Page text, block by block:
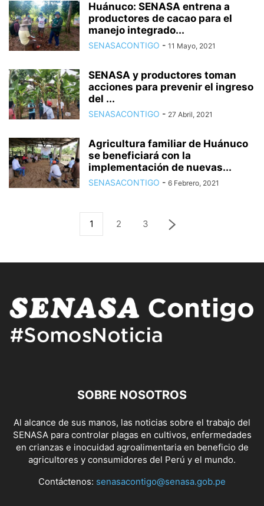
Huánuco: SENASA entrena a
productores de cacao para el
manejo integrado...
SENASACONTIGO - 11 Mayo, 2021
SENASA y productores toman
acciones para prevenir el ingreso
del ...
SENASACONTIGO - 27 Abril, 2021
Agricultura familiar de Huánuco
se beneficiará con la
implementación de nuevas...
SENASACONTIGO - 6 Febrero, 2021
1 2 3
SOBRE NOSOTROS
Al alcance de sus manos, las noticias sobre el trabajo del
SENASA para controlar plagas en cultivos, enfermedades
en crianzas e inocuidad agroalimentaria en beneficio de
agricultores y consumidores del Perú y el mundo.
Contáctenos: senasacontigo@senasa.gob.pe